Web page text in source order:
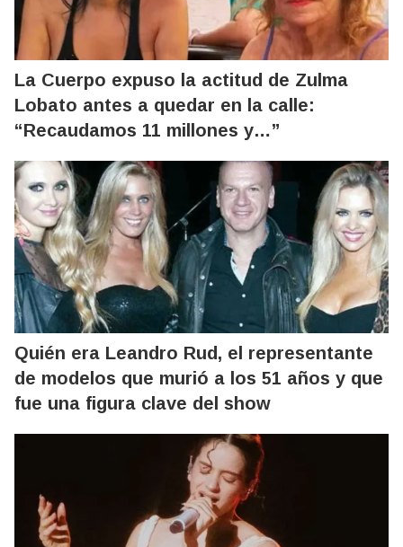
La Cuerpo expuso la actitud de Zulma
Lobato antes a quedar en la calle:
“Recaudamos 11 millones y…”
Quién era Leandro Rud, el representante
de modelos que murió a los 51 años y que
fue una figura clave del show